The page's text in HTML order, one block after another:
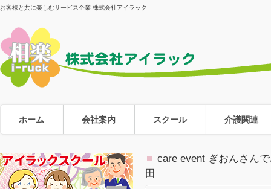
お客様と共に楽しむサービス企業 株式会社アイラック
ホーム 会社案内 スクール 介護関連
care event ぎおんさん
田